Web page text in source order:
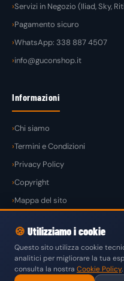
Servizi in Negozio (Iliad, Sky,
Pagamento sicuro
WhatsApp: 338 887 4507
info@guconshop.it
Informazioni
Chi siamo
Termini e Condizioni
Privacy Policy
Copyright
Mappa del sito
© 2026 GuconShopdi
VISA MASTERCARD
🍪 Utilizziamo i cookie
Questo sito utilizza cookie
analitici per migliorare la tua
consulta la nostra Cookie Policy.